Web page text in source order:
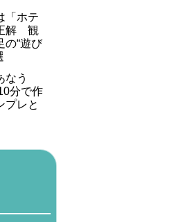
「ホテ
解 観
の“遊び
なう
分で作
プレと